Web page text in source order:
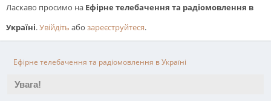
Ласкаво просимо на Ефірне телебачення та радіомовлення в
Україні.Увійдіть або зареєструйтеся.
Ефірне телебачення та радіомовлення в Україні
Увага!